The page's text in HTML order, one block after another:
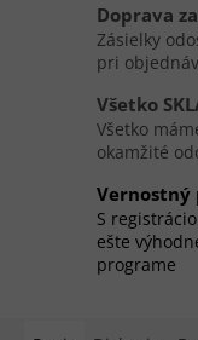
Doprava
Zásielky
pri
Všetko
Všetko
okamžité
Vernostný
S
ešte
programe